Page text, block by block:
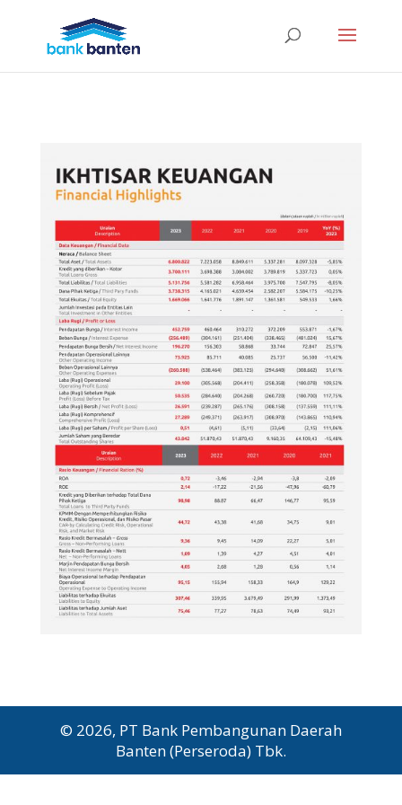
© 2026, PT Bank Pembangunan Daerah
Banten (Perseroda) Tbk.